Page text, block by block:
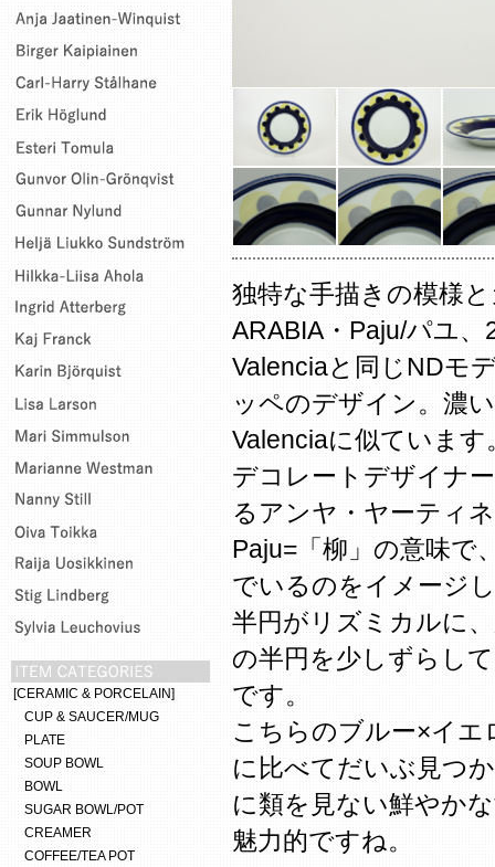
独特な手描きの模様
ARABIA・Paju/パユ
Valenciaと同じNDモ
ッペのデザイン。濃
Valenciaに似ています
デコレートデザイナ
るアンヤ・ヤーティ
Paju=「柳」の意味で
でいるのをイメージ
半円がリズミカルに
の半円を少しずらし
です。
こちらのブルー×イエ
に比べてだいぶ見つ
に類を見ない鮮やか
魅力的ですね。
[CERAMIC & PORCELAIN]
CUP & SAUCER/MUG
PLATE
SOUP BOWL
BOWL
SUGAR BOWL/POT
CREAMER
COFFEE/TEA POT